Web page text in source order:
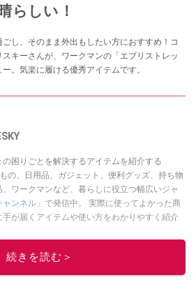
らしい！
し、そのまま外出もしたい方におすすめ！コ
キーさんが、ワークマンの「エブリストレッ
。気楽に履ける優秀アイテムです。
困りごとを解決するアイテムを紹介する
の、日用品、ガジェット、便利グッズ、持ち物
ワークマンなど、暮らしに役立つ幅広いジャ
ャンネル 」で発信中。 実際に使ってよかった商
が届くアイテムや使い方をわかりやすく紹介
このイチオシストの他の記事を読む
続きを読む＞